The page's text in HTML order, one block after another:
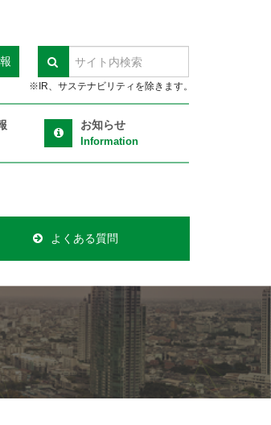
検索
※IR、サステナビリティを除きます。
お知らせ
Information
よくある質問